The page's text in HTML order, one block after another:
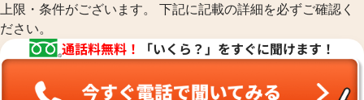
上限・条件がございます。 下記に記載の詳細を必ずご確認く
ださい。
通話料無料！ 「いくら？」をすぐに聞けます！